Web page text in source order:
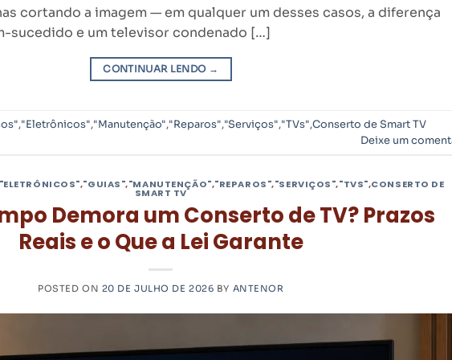
cortando a imagem — em qualquer um desses casos, a diferença
sucedido e um televisor condenado […]
CONTINUAR LENDO →
,"Eletrônicos","Manutenção","Reparos","Serviços","TVs",Conserto de Smart TV
Deixe um
"ELETRÔNICOS","GUIAS","MANUTENÇÃO","REPAROS","SERVIÇOS","TVS",CONSERTO DE
SMART TV
Demora um Conserto de TV? Prazos
Reais e o Que a Lei Garante
POSTED ON 20 DE JULHO DE 2026 BY ANTENOR